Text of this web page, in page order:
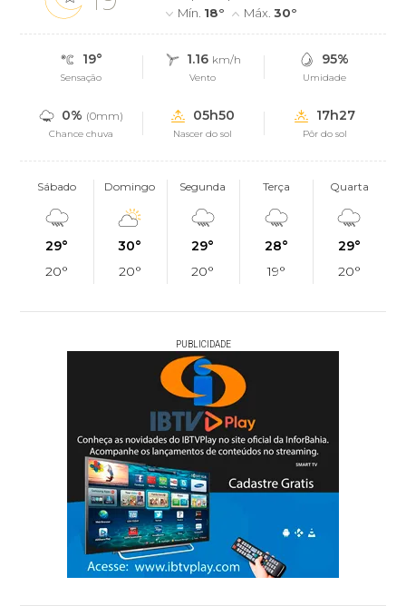
Mín. 18° Máx.30°
19°
Sensação
1.16 km/h
Vento
95%
Umidade
0% (0mm)
Chance chuva
05h50
Nascer do sol
17h27
Pôr do sol
Sábado
29°
20°
Domingo
30°
20°
Segunda
29°
20°
Terça
28°
19°
Quarta
29°
20°
PUBLICIDADE